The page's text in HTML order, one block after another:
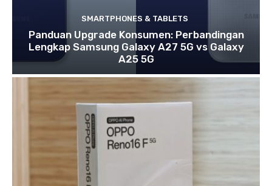
SMARTPHONES & TABLETS
Panduan Upgrade Konsumen: Perbandingan
Lengkap Samsung Galaxy A27 5G vs Galaxy
A25 5G